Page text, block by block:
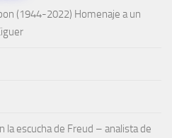
(1944-2022) Homenaje a un
escucha de Freud – analista de